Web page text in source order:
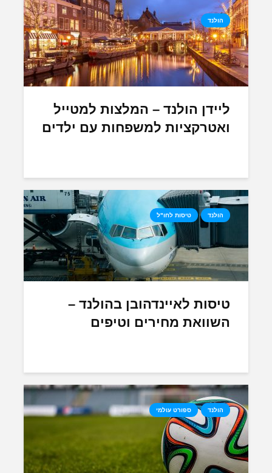
הולנד
ליידן הולנד – המלצות למטייל
ואטרקציות למשפחות עם ילדים
הולנד טיסות לחו"ל
טיסות לאיינדהובן בהולנד –
השוואת מחירים וטיפים
הולנד ספורט עולמי